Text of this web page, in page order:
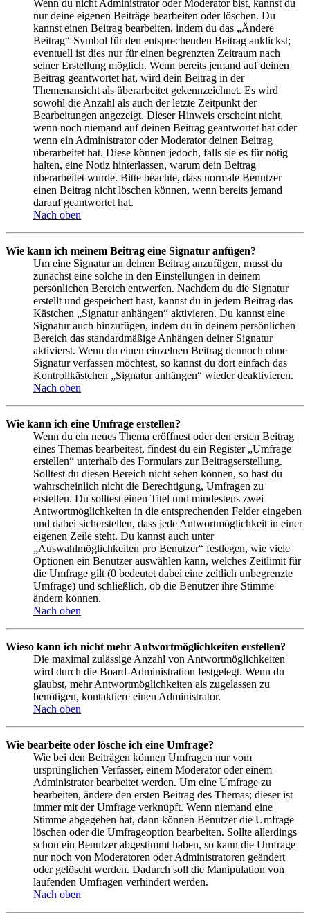
Wenn du nicht Administrator oder Moderator bist, kannst du
nur deine eigenen Beiträge bearbeiten oder löschen. Du
kannst einen Beitrag bearbeiten, indem du das „Ändere
Beitrag“-Symbol für den entsprechenden Beitrag anklickst;
eventuell ist dies nur für einen begrenzten Zeitraum nach
seiner Erstellung möglich. Wenn bereits jemand auf deinen
Beitrag geantwortet hat, wird dein Beitrag in der
Themenansicht als überarbeitet gekennzeichnet. Es wird
sowohl die Anzahl als auch der letzte Zeitpunkt der
Bearbeitungen angezeigt. Dieser Hinweis erscheint nicht,
wenn noch niemand auf deinen Beitrag geantwortet hat oder
wenn ein Administrator oder Moderator deinen Beitrag
überarbeitet hat. Diese können jedoch, falls sie es für nötig
halten, eine Notiz hinterlassen, warum dein Beitrag
überarbeitet wurde. Bitte beachte, dass normale Benutzer
einen Beitrag nicht löschen können, wenn bereits jemand
darauf geantwortet hat.
Nach oben
Wie kann ich meinem Beitrag eine Signatur anfügen?
Um eine Signatur an deinen Beitrag anzufügen, musst du
zunächst eine solche in den Einstellungen in deinem
persönlichen Bereich entwerfen. Nachdem du die Signatur
erstellt und gespeichert hast, kannst du in jedem Beitrag das
Kästchen „Signatur anhängen“ aktivieren. Du kannst eine
Signatur auch hinzufügen, indem du in deinem persönlichen
Bereich das standardmäßige Anhängen deiner Signatur
aktivierst. Wenn du einen einzelnen Beitrag dennoch ohne
Signatur verfassen möchtest, so kannst du dort einfach das
Kontrollkästchen „Signatur anhängen“ wieder deaktivieren.
Nach oben
Wie kann ich eine Umfrage erstellen?
Wenn du ein neues Thema eröffnest oder den ersten Beitrag
eines Themas bearbeitest, findest du ein Register „Umfrage
erstellen“ unterhalb des Formulars zur Beitragserstellung.
Solltest du diesen Bereich nicht sehen können, so hast du
wahrscheinlich nicht die Berechtigung, Umfragen zu
erstellen. Du solltest einen Titel und mindestens zwei
Antwortmöglichkeiten in die entsprechenden Felder eingeben
und dabei sicherstellen, dass jede Antwortmöglichkeit in einer
eigenen Zeile steht. Du kannst auch unter
„Auswahlmöglichkeiten pro Benutzer“ festlegen, wie viele
Optionen ein Benutzer auswählen kann, welches Zeitlimit für
die Umfrage gilt (0 bedeutet dabei eine zeitlich unbegrenzte
Umfrage) und schließlich, ob die Benutzer ihre Stimme
ändern können.
Nach oben
Wieso kann ich nicht mehr Antwortmöglichkeiten erstellen?
Die maximal zulässige Anzahl von Antwortmöglichkeiten
wird durch die Board-Administration festgelegt. Wenn du
glaubst, mehr Antwortmöglichkeiten als zugelassen zu
benötigen, kontaktiere einen Administrator.
Nach oben
Wie bearbeite oder lösche ich eine Umfrage?
Wie bei den Beiträgen können Umfragen nur vom
ursprünglichen Verfasser, einem Moderator oder einem
Administrator bearbeitet werden. Um eine Umfrage zu
bearbeiten, ändere den ersten Beitrag des Themas; dieser ist
immer mit der Umfrage verknüpft. Wenn niemand eine
Stimme abgegeben hat, dann können Benutzer die Umfrage
löschen oder die Umfrageoption bearbeiten. Sollte allerdings
schon ein Benutzer abgestimmt haben, so kann die Umfrage
nur noch von Moderatoren oder Administratoren geändert
oder gelöscht werden. Dadurch soll die Manipulation von
laufenden Umfragen verhindert werden.
Nach oben